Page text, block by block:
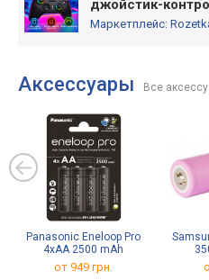
джойстик-
Маркетплейс:
Аксессуары Все
Panasonic Eneloop Pro
4xAA 2500 mAh
от 949 грн.